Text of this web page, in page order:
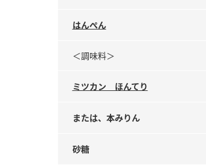
はんぺん
＜調味料＞
ミツカン ほんてり
または、本みりん
砂糖